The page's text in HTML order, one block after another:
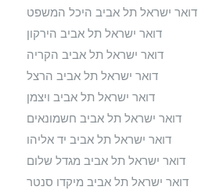
דואר ישראל תל אביב היכל המשפט
דואר ישראל תל אביב הירקון
דואר ישראל תל אביב הקריה
דואר ישראל תל אביב הרצל
דואר ישראל תל אביב ויצמן
דואר ישראל תל אביב חשמונאים
דואר ישראל תל אביב יד אליהו
דואר ישראל תל אביב מגדל שלום
דואר ישראל תל אביב מיקדו סנטר